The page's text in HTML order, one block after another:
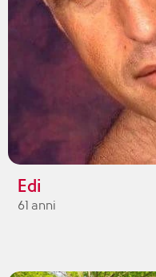
Edi
61 anni